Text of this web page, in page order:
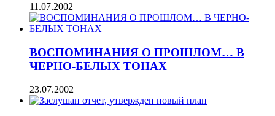
11.07.2002
ВОСПОМИНАНИЯ О ПРОШЛОМ… В
ЧЕРНО-БЕЛЫХ ТОНАХ
23.07.2002